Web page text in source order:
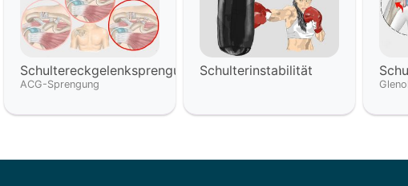
Schultereckgelenksprengung
ACG-Sprengung
Schulterinstabilität